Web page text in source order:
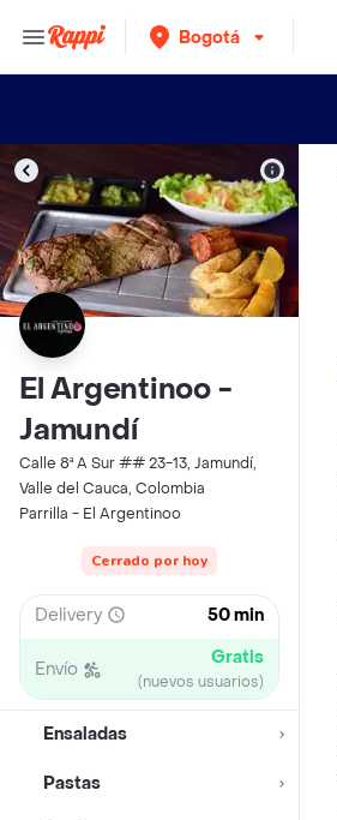
Bogotá
El Argentinoo -
Jamundí
Calle 8ª A Sur ## 23-13, Jamundí,
Valle del Cauca, Colombia
Parrilla - El Argentinoo
Cerrado por hoy
Delivery 50 min
Envío Gratis
(nuevos usuarios)
Ensaladas
Pastas